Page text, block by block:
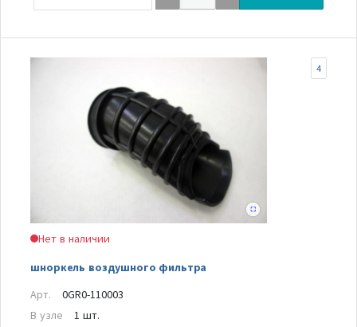
Нет в наличии
шноркель воздушного фильтра
4
Арт.
0GR0-110003
В узле
1 шт.